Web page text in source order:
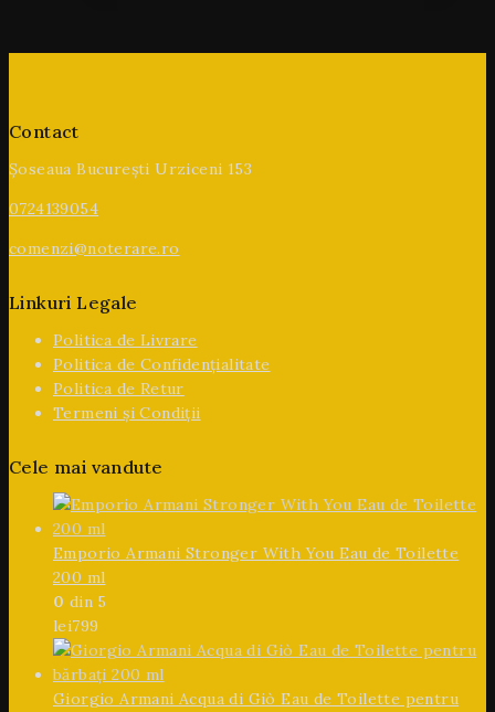
Contact
Șoseaua București Urziceni 153
0724139054
comenzi@noterare.ro
Linkuri Legale
Politica de Livrare
Politica de Confidențialitate
Politica de Retur
Termeni și Condiții
Cele mai vandute
Emporio Armani Stronger With You Eau de Toilette
200 ml
0 din 5
lei799
Giorgio Armani Acqua di Giò Eau de Toilette pentru